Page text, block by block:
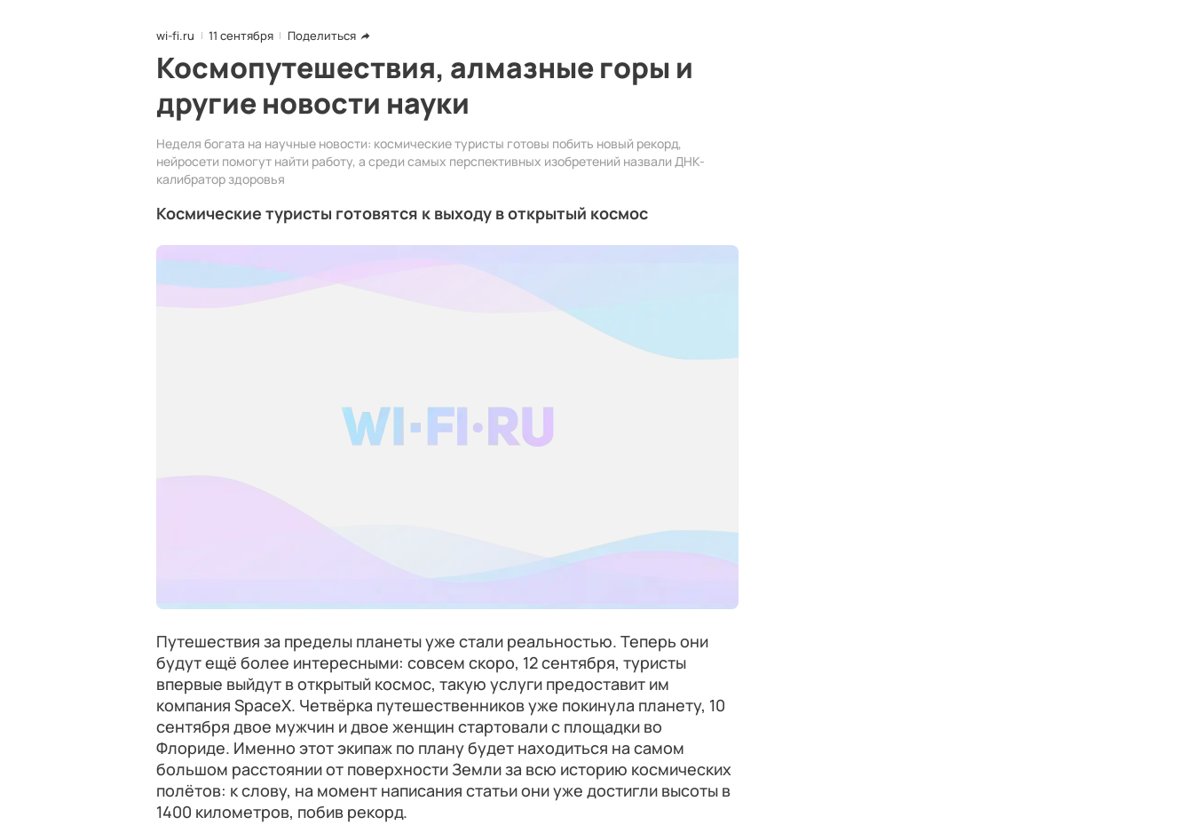
wi-fi.ru 11 сентября Поделиться
Космопутешествия, алмазные горы и
другие новости науки
Неделя богата на научные новости: космические туристы готовы побить новый рекорд,
нейросети помогут найти работу, а среди самых перспективных изобретений назвали ДНК-
калибратор здоровья
Космические туристы готовятся к выходу в открытый космос
Путешествия за пределы планеты уже стали реальностью. Теперь они
будут ещё более интересными: совсем скоро, 12 сентября, туристы
впервые выйдут в открытый космос, такую услуги предоставит им
компания SpaceX. Четвёрка путешественников уже покинула планету, 10
сентября двое мужчин и двое женщин стартовали с площадки во
Флориде. Именно этот экипаж по плану будет находиться на самом
большом расстоянии от поверхности Земли за всю историю космических
полётов: к слову, на момент написания статьи они уже достигли высоты в
1400 километров, побив рекорд.